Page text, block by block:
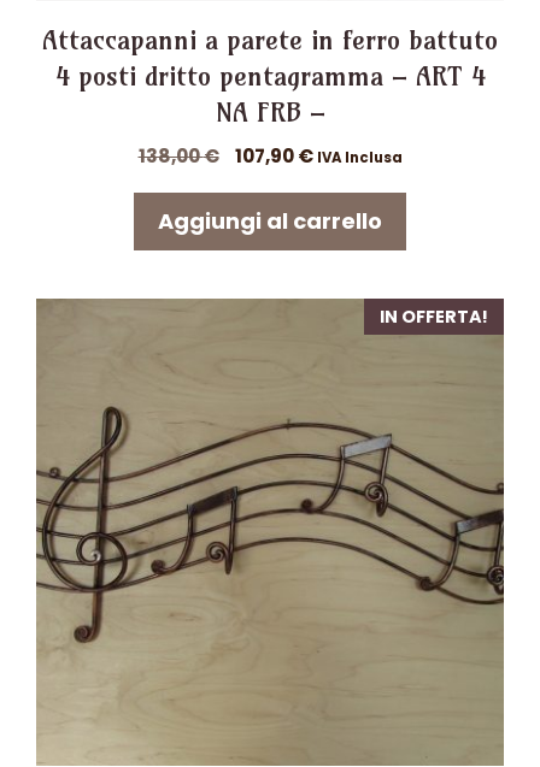
Attaccapanni a parete in ferro battuto
4 posti dritto pentagramma – ART 4
NA FRB –
138,00€
Il
originale
era:
107,90€Il
attuale
IVA Inclusa
Aggiungi al carrello
IN OFFERTA!